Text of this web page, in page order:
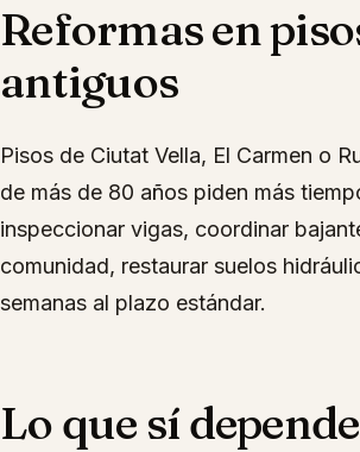
Reformas en
antiguos
Pisos de Ciutat Vella, El Carmen o
de más de 80 años piden más
inspeccionar vigas, coordinar
comunidad, restaurar suelos
semanas al plazo estándar.
Lo que sí